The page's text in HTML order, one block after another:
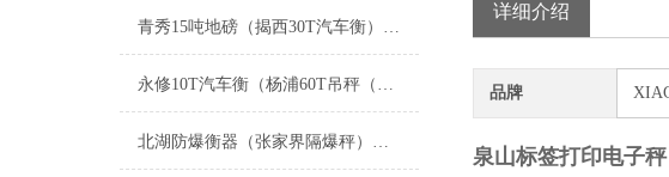
青秀15吨地磅（揭西30T汽车衡）清新1T吊秤）兴业道闸称重地磅维修
永修10T汽车衡（杨浦60T吊秤（丰城无人值守地磅秤）上饶8T地磅维修
北湖防爆衡器（张家界隔爆秤）新田隔爆吊称）津市防爆电子油桶称维修
详细介绍
品牌
泉山标签打印电子